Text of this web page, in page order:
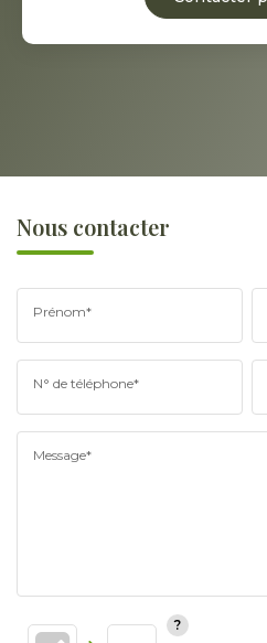
Nous contacter
Prénom*
N° de téléphone*
Message*